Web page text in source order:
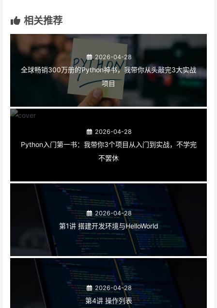
相关推荐
2026-04-28
全球畅销300万册的Python神书，我带你从头敲完3大实战
项目
2026-04-28
Python入门第一书：我带你3个项目从入门到实战，不学完
不罢休
2026-04-28
第1讲 搭建开发环境与HelloWorld
2026-04-28
第4讲 操作列表